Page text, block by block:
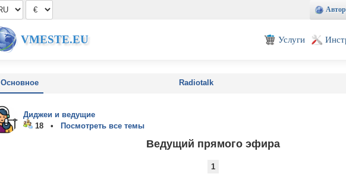
VMESTE.EU Услуги
Основное Radiotalk
Диджеи и ведущие
18 •
Посмотреть все темы
Ведущий прямого эфира
1